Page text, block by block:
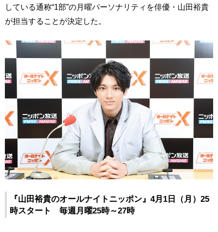
している通称“1部”の月曜パーソナリティを俳優・山田裕貴
が担当することが決定した。
『山田裕貴のオールナイトニッポン』4月1日（月）25
時スタート 毎週月曜25時～27時